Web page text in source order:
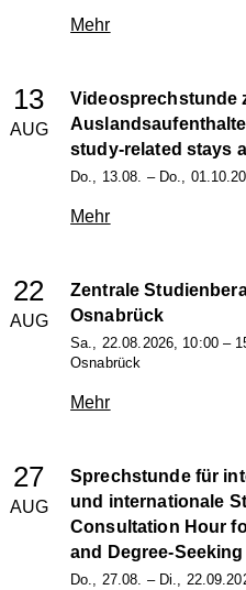
Mehr
13
AUG
Videosprechstunde
study-related stays
Do., 13.08. – Do.,
Mehr
22
AUG
Zentrale
Osnabrück
Sa., 22.08.2026, 10:00 –
Osnabrück
Mehr
27
AUG
Sprechstunde für
und internationale
Consultation Hour
and Degree-
Do., 27.08. – Di.,